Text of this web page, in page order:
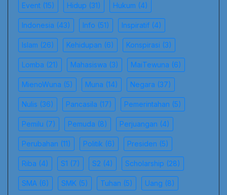
Event (15) Hidup (31) Hukum (4)
Indonesia (43) Info (51) Inspiratif (4)
Islam (26) Kehidupan (6) Konspirasi (3)
Lomba (21) Mahasiswa (3) MaiTewuna (6)
MienoWuna (5) Muna (14) Negara (37)
Nulis (36) Pancasila (17) Pemerintahan (5)
Pemilu (7) Pemuda (8) Perjuangan (4)
Perubahan (11) Politik (6) Presiden (5)
Riba (4) S1 (7) S2 (4) Scholarship (28)
SMA (6) SMK (5) Tuhan (5) Uang (8)